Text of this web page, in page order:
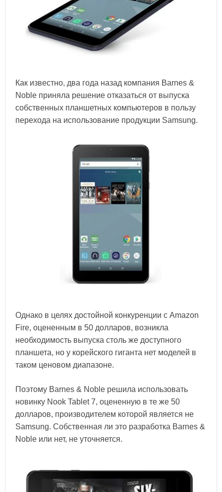
Как известно, два года назад компания Barnes &
Noble приняла решение отказаться от выпуска
собственных планшетных компьютеров в пользу
перехода на использование продукции Samsung.
Однако в целях достойной конкуренции с Amazon
Fire, оцененным в 50 долларов, возникла
необходимость выпуска столь же доступного
планшета, но у корейского гиганта нет моделей в
таком ценовом диапазоне.
Поэтому Barnes & Noble решила использовать
новинку Nook Tablet 7, оцененную в те же 50
долларов, производителем которой является не
Samsung. Собственная ли это разработка Barnes &
Noble или нет, не уточняется.